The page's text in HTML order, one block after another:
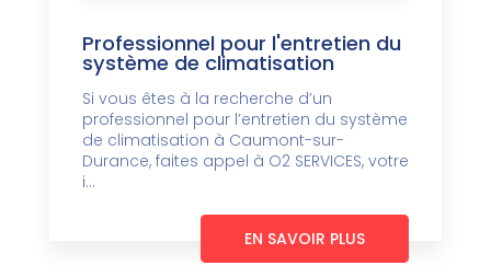
Professionnel pour l'entretien du
système de climatisation
Si vous êtes à la recherche d’un
professionnel pour l’entretien du système
de climatisation à Caumont-sur-
Durance, faites appel à O2 SERVICES, votre
i...
EN SAVOIR PLUS